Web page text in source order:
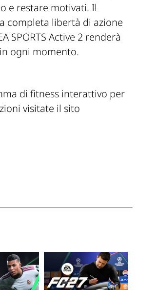
e restare motivati. Il
completa libertà di azione
SPORTS Active 2 renderà
ogni momento.
di fitness interattivo per
visitate il sito